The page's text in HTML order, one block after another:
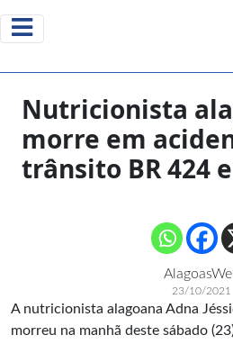
Nutricionista
morre em
trânsito BR 424
23/10/2021
A nutricionista alagoana Adna
morreu na manhã deste sábado